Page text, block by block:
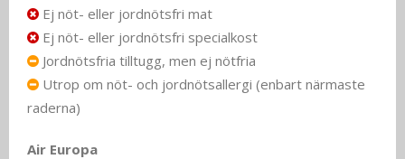
Ej nöt- eller jordnötsfri mat
Ej nöt- eller jordnötsfri specialkost
Jordnötsfria tilltugg, men ej nötfria
Utrop om nöt- och jordnötsallergi (enbart närmaste
raderna)
Air Europa